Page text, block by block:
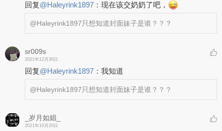
回复@Haleyrink1897 ： 现在该交奶奶了吧，
@Haleyrink1897只想知道封面妹子是谁？？？
sr009s
2021年12月30日
回复@Haleyrink1897 ： 我知道
@Haleyrink1897只想知道封面妹子是谁？？？
_岁月如娼_
2021年10月20日